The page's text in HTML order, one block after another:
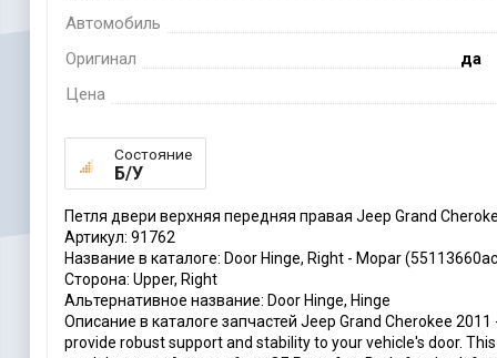
Автомобиль
Оригинал
да
Цена
Состояние
Б/У
Петля двери верхняя передняя правая Jeep Grand
Артикул: 91762
Название в каталоге: Door Hinge, Right - Mopar
Сторона: Upper, Right
Альтернативное название: Door Hinge, Hinge
Описание в каталоге запчастей Jeep Grand Cherokee
provide robust support and stability to your vehicle's door.